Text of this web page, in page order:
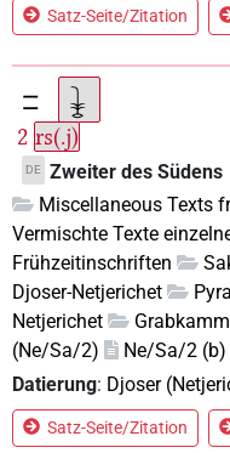
Satz-Seite/Zitation
2 rs(.j)
DE Zweiter des Südens
Miscellaneous Texts
Vermischte Texte
Frühzeitinschriften
Djoser-Netjerichet
Netjerichet
(Ne/Sa/2)
Ne/Sa/2 (b)
Datierung: Djoser
Satz-Seite/Zitation